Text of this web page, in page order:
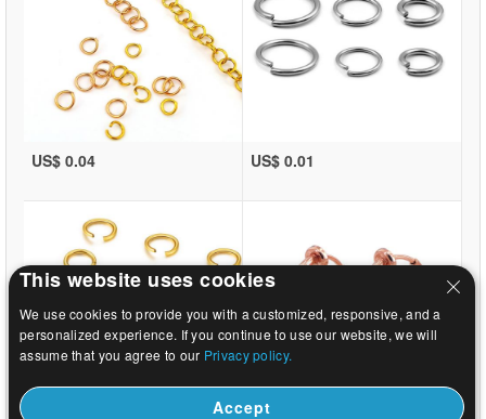
US$ 0.04 US$ 0.01
This website uses cookies
We use cookies to provide you with a customized, responsive, and a
personalized experience. If you continue to use our website, we will
assume that you agree to our Privacy policy.
Accept